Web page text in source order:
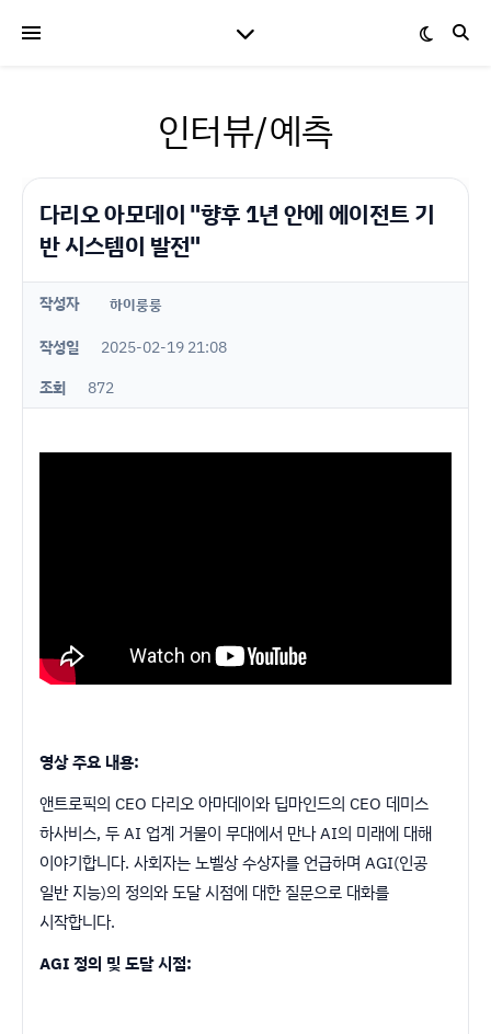
인터뷰/예측
다리오 아모데이 "향후 1년 안에 에이전트 기
반 시스템이 발전"
작성자 하이룽룽
작성일
2025-02-19 21:08
조회
872
영상 주요 내용:
앤트로픽의 CEO 다리오 아마데이와 딥마인드의 CEO 데미스
하사비스, 두 AI 업계 거물이 무대에서 만나 AI의 미래에 대해
이야기합니다. 사회자는 노벨상 수상자를 언급하며 AGI(인공
일반 지능)의 정의와 도달 시점에 대한 질문으로 대화를
시작합니다.
AGI 정의 및 도달 시점: